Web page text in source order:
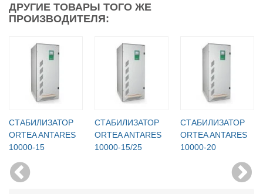
ДРУГИЕ ТОВАРЫ ТОГО ЖЕ
ПРОИЗВОДИТЕЛЯ:
СТАБИЛИЗАТОР
ORTEA ANTARES
10000-15
СТАБИЛИЗАТОР
ORTEA ANTARES
10000-15/25
СТАБИЛИЗАТОР
ORTEA ANTARES
10000-20